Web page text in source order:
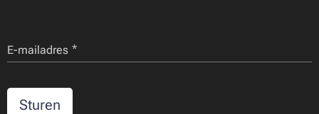
E-mailadres
Sturen